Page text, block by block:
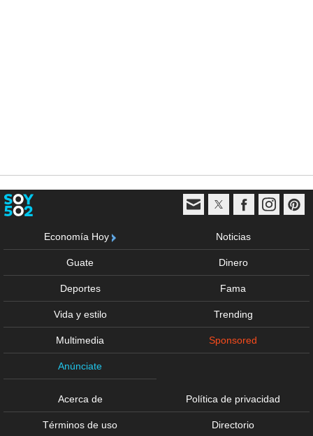
Economía Hoy Noticias
Guate Dinero
Deportes Fama
Vida y estilo Trending
Multimedia Sponsored
Anúnciate
Acerca de Política de privacidad
Términos de uso Directorio